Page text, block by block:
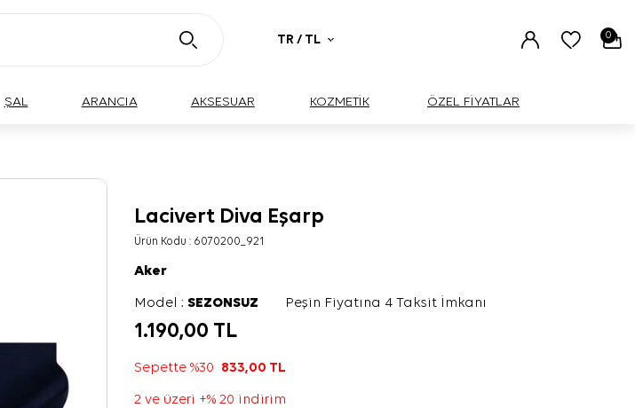
TR / TL 0
ŞAL ARANCIA AKSESUAR KOZMETİK ÖZEL FİYATLAR
Lacivert Diva Eşarp
Ürün Kodu : 6070200_921
Aker
Model :SEZONSUZ Peşin Fiyatına 4 Taksit İmkanı
1.190,00 TL
Sepette %30 833,00 TL
2 ve üzeri +% 20 indirim